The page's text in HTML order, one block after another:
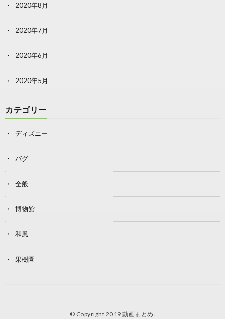
2020年8月
2020年7月
2020年6月
2020年5月
カテゴリー
ディズニー
バグ
全般
博物館
和風
果樹園
© Copyright 2019動画まとめ